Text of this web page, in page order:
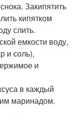
Закипятить
кипятком
слить.
емкости воду,
и соль),
и
в каждый
маринадом.